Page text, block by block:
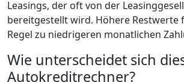
Leasings, der oft von der
bereitgestellt wird. Höhere Restwerte
Regel zu niedrigeren monatlichen
Wie unterscheidet sich
Autokreditrechner?